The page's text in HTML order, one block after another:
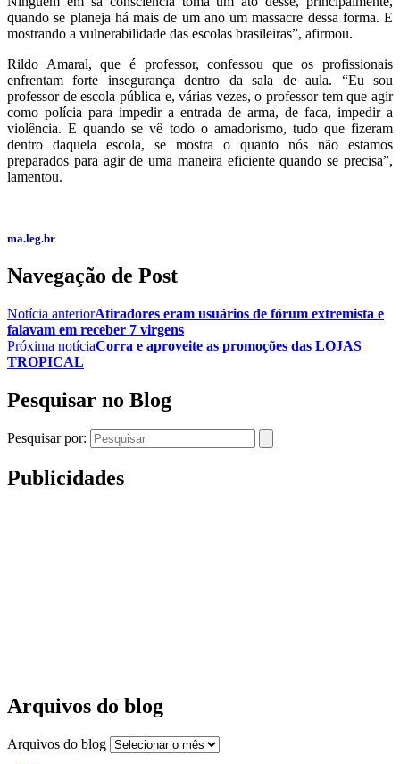
quando se planeja há mais de um ano um massacre dessa forma. E
mostrando a vulnerabilidade das escolas brasileiras”, afirmou.
Rildo Amaral, que é professor, confessou que os profissionais
enfrentam forte insegurança dentro da sala de aula. “Eu sou
professor de escola pública e, várias vezes, o professor tem que agir
como polícia para impedir a entrada de arma, de faca, impedir a
violência. E quando se vê todo o amadorismo, tudo que fizeram
dentro daquela escola, se mostra o quanto nós não estamos
preparados para agir de uma maneira eficiente quando se precisa”,
lamentou.
ma.leg.br
Navegação de Post
Notícia anteriorAtiradores eram usuários de fórum extremista e
falavam em receber 7 virgens
Próxima notíciaCorra e aproveite as promoções das LOJAS
TROPICAL
Pesquisar no Blog
Pesquisar por:
Publicidades
Arquivos do blog
Arquivos do blog